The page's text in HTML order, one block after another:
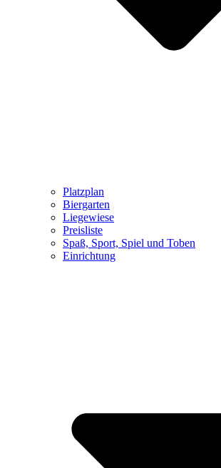
Platzplan
Biergarten
Liegewiese
Preisliste
Spaß, Sport, Spiel und Toben
Einrichtung